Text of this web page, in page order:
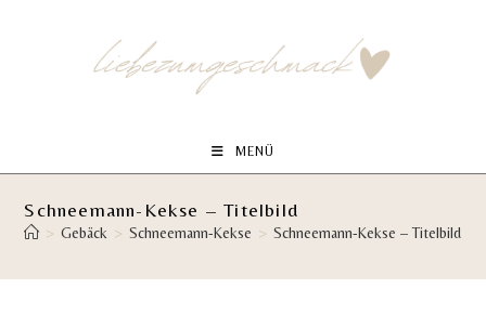
MENÜ
Schneemann-Kekse – Titelbild
> Gebäck > Schneemann-Kekse > Schneemann-Kekse – Titelbild